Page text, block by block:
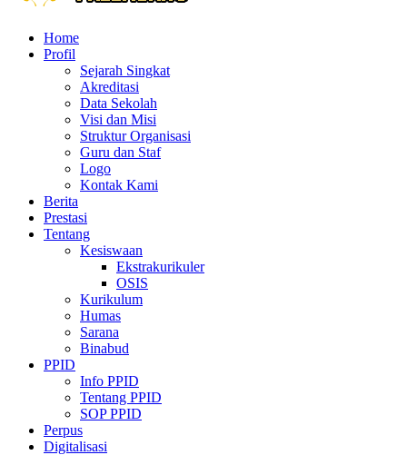
Home
Profil
Sejarah Singkat
Akreditasi
Data Sekolah
Visi dan Misi
Struktur Organisasi
Guru dan Staf
Logo
Kontak Kami
Berita
Prestasi
Tentang
Kesiswaan
Ekstrakurikuler
OSIS
Kurikulum
Humas
Sarana
Binabud
PPID
Info PPID
Tentang PPID
SOP PPID
Perpus
Digitalisasi